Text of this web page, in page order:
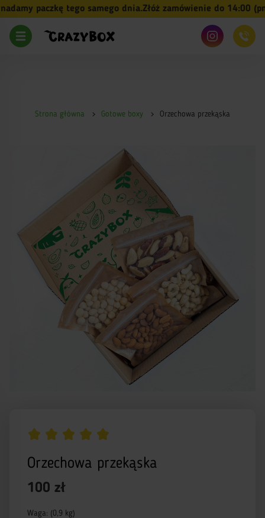
paczkę tego samego dnia.Złóż zamówienie do 14:00 (pn-
Strona główna Gotowe boxy Orzechowa przekąska
Orzechowa przekąska
100 zł
Waga: (0,9 kg)